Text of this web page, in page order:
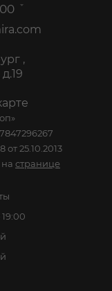
,
25.10.2013
странице